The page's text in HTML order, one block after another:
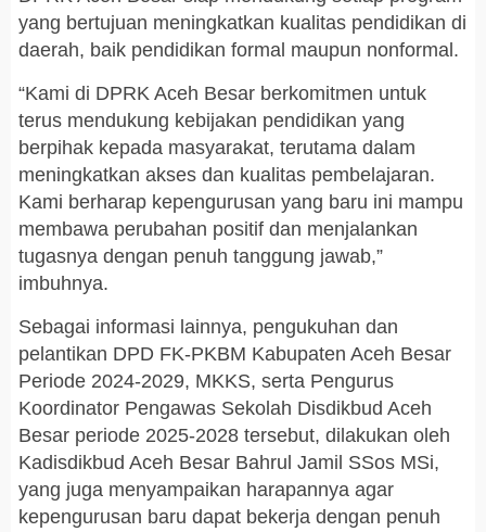
yang bertujuan meningkatkan kualitas pendidikan di
daerah, baik pendidikan formal maupun nonformal.
“Kami di DPRK Aceh Besar berkomitmen untuk
terus mendukung kebijakan pendidikan yang
berpihak kepada masyarakat, terutama dalam
meningkatkan akses dan kualitas pembelajaran.
Kami berharap kepengurusan yang baru ini mampu
membawa perubahan positif dan menjalankan
tugasnya dengan penuh tanggung jawab,”
imbuhnya.
Sebagai informasi lainnya, pengukuhan dan
pelantikan DPD FK-PKBM Kabupaten Aceh Besar
Periode 2024-2029, MKKS, serta Pengurus
Koordinator Pengawas Sekolah Disdikbud Aceh
Besar periode 2025-2028 tersebut, dilakukan oleh
Kadisdikbud Aceh Besar Bahrul Jamil SSos MSi,
yang juga menyampaikan harapannya agar
kepengurusan baru dapat bekerja dengan penuh